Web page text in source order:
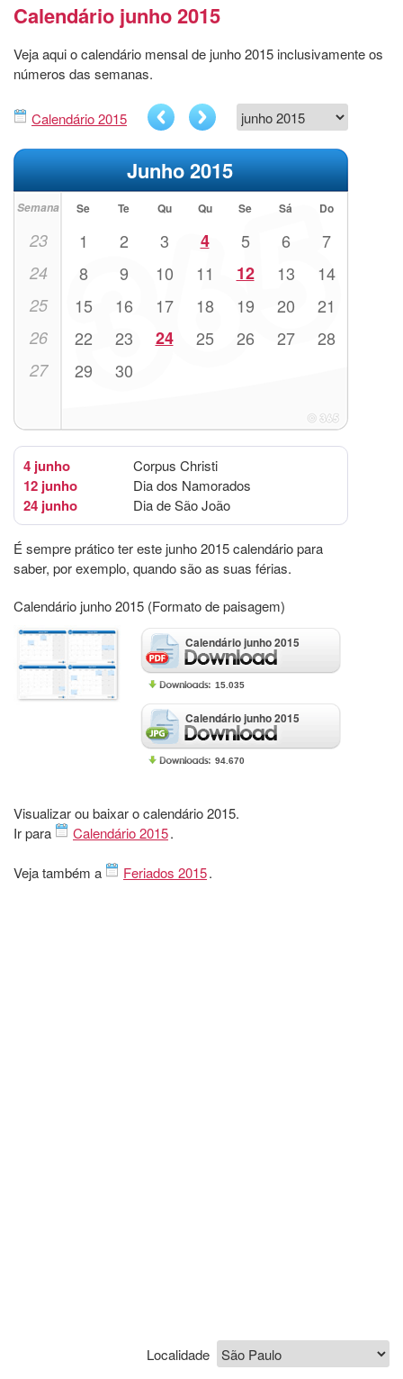
Calendário junho 2015
Veja aqui o calendário mensal de junho 2015 inclusivamente os
números das semanas.
Calendário 2015
Junho 2015
Semana Se Te Qu Qu Se Sá Do
23 1 2 3 4 5 6 7
24 8 9 10 11 12 13 14
25 15 16 17 18 19 20 21
26 22 23 24 25 26 27 28
27 29 30
4 junho Corpus Christi
12 junho Dia dos Namorados
24 junho Dia de São João
É sempre prático ter este junho 2015 calendário para
saber, por exemplo, quando são as suas férias.
Calendário junho 2015 (Formato de paisagem)
Calendário junho 2015
15.035
Calendário junho 2015
94.670
Visualizar ou baixar o calendário 2015.
Ir para
Calendário 2015.
Veja também a Feriados 2015.
Localidade